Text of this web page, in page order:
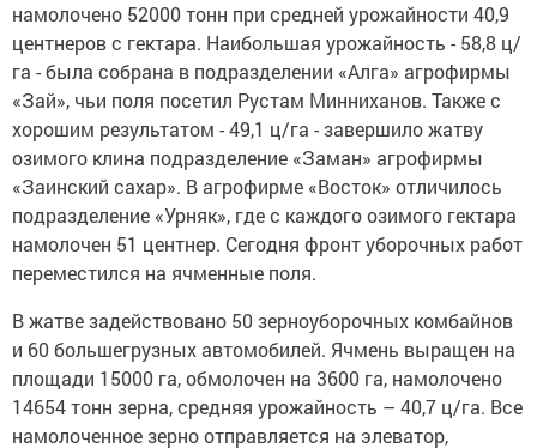
намолочено 52000 тонн при средней урожайности 40,9
центнеров с гектара. Наибольшая урожайность - 58,8 ц/
га - была собрана в подразделении «Алга» агрофирмы
«Зай», чьи поля посетил Рустам Минниханов. Также с
хорошим результатом - 49,1 ц/га - завершило жатву
озимого клина подразделение «Заман» агрофирмы
«Заинский сахар». В агрофирме «Восток» отличилось
подразделение «Урняк», где с каждого озимого гектара
намолочен 51 центнер. Сегодня фронт уборочных работ
переместился на ячменные поля.
В жатве задействовано 50 зерноуборочных комбайнов
и 60 большегрузных автомобилей. Ячмень выращен на
площади 15000 га, обмолочен на 3600 га, намолочено
14654 тонн зерна, средняя урожайность – 40,7 ц/га. Все
намолоченное зерно отправляется на элеватор,